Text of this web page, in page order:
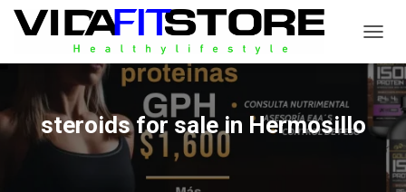
steroids for sale in Hermosillo